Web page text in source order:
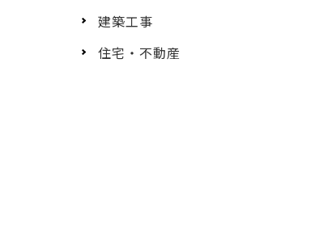
建築工事
住宅・不動産